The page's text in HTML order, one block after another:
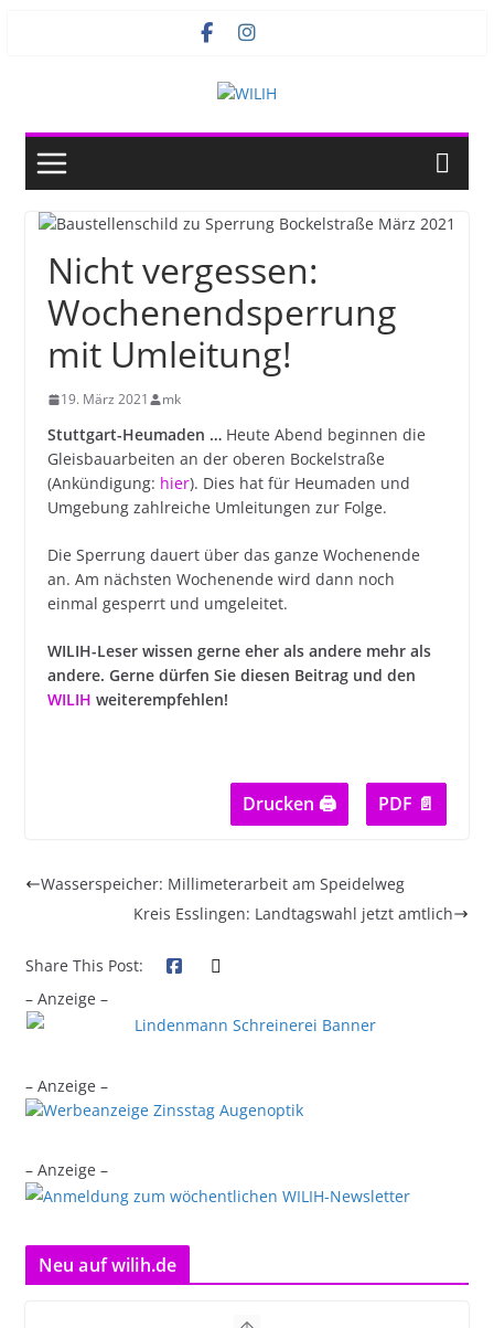
Nicht vergessen:
Wochenendsperrung
mit Umleitung!
19. März 2021 mk
Stuttgart-Heumaden …Heute Abend beginnen die
Gleisbauarbeiten an der oberen Bockelstraße
(Ankündigung: hier). Dies hat für Heumaden und
Umgebung zahlreiche Umleitungen zur Folge.
Die Sperrung dauert über das ganze Wochenende
an. Am nächsten Wochenende wird dann noch
einmal gesperrt und umgeleitet.
WILIH-Leser wissen gerne eher als andere mehr als
andere. Gerne dürfen Sie diesen Beitrag und den
WILIH weiterempfehlen!
Drucken 🖨 PDF 📄
Wasserspeicher: Millimeterarbeit am Speidelweg
Kreis Esslingen: Landtagswahl jetzt amtlich
Share This Post:
– Anzeige –
– Anzeige –
– Anzeige –
Neu auf wilih.de